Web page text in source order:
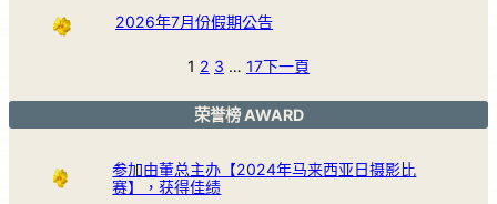
2026年7月份假期公告
1 2 3 … 17下一頁
荣誉榜 AWARD
参加由董总主办【2024年马来西亚日摄影比
赛】，获得佳绩